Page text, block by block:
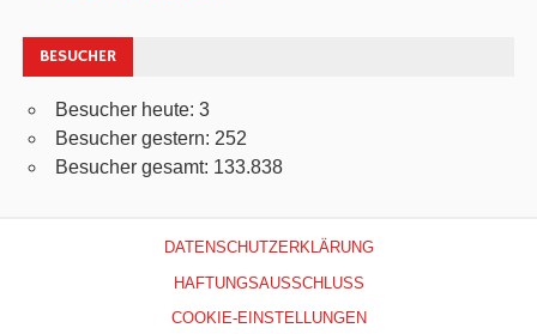
BESUCHER
Besucher heute: 3
Besucher gestern: 252
Besucher gesamt: 133.838
DATENSCHUTZERKLÄRUNG
HAFTUNGSAUSSCHLUSS
COOKIE-EINSTELLUNGEN